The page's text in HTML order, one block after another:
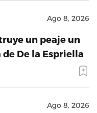
Ago 8, 2026
un peaje un
De la Espriella
Ago 8, 2026